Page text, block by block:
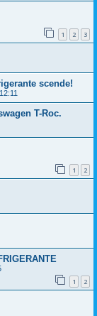
1 2 3
scende!
T-Roc.
1 2
1 2